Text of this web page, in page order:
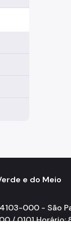
e do Meio
000 - São
/ 0101 Horário: